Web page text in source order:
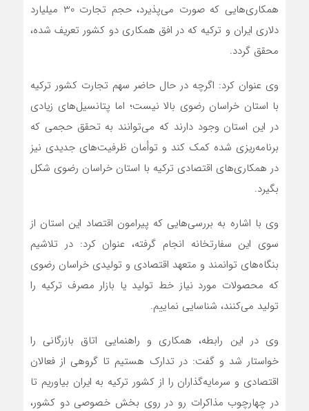
همکاری‌هایی که صورت می‌پذیرد، حجم تجارت 30 میلیارد
دلاری ایران و ترکیه که در افق همکاری دو کشور تعریف شده،
محقق گردد.
وی عنوان کرد: اگرچه در حال حاضر سهم تجارت کشور ترکیه
با استان خراسان رضوی بالا نیست؛ اما پتانسیل‌های زیادی
در این استان وجود دارند که می‌توانند به تحقق حجمی که
برنامه‌ریزی شده کمک کند و توأمان ظرفیت‌های جدیدی نیز
در همکاری‌های اقتصادی ترکیه با استان خراسان رضوی شکل
بگیرد.
وی با اشاره به بررسی‌هایی که پیرامون اقتصاد این استان از
سوی این سفارتخانه انجام گرفته، عنوان کرد: در تلاشیم
بنگاه‌های توانمند و متعهد اقتصادی و تولیدی خراسان رضوی
که محصولات مورد نیاز خط تولید یا بازار مصرف ترکیه را
تولید می‌کنند، شناسایی نماییم.
وی در این رابطه، همکاری و راهنمایی اتاق بازرگانی را
خواستار شد و گفت: در تدارک هستیم تا گروهی از فعالان
اقتصادی و سرمایه‌گذاران را از کشور ترکیه به ایران بیاوریم تا
در چهارچوب مذاکرات رو در روی بخش خصوصی دو کشور،